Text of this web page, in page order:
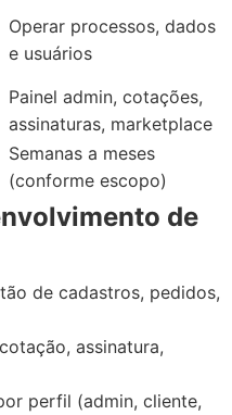
Operar processos, dados
e usuários
Painel admin, cotações,
assinaturas, marketplace
Semanas a meses
(conforme escopo)
de
de cadastros, pedidos,
assinatura,
perfil (admin, cliente,